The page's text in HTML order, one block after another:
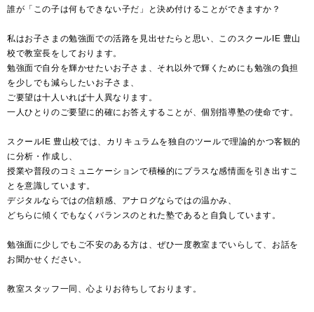
誰が「この子は何もできない子だ」と決め付けることができますか？
私はお子さまの勉強面での活路を見出せたらと思い、このスクールIE 豊山
校で教室長をしております。
勉強面で自分を輝かせたいお子さま、それ以外で輝くためにも勉強の負担
を少しでも減らしたいお子さま、
ご要望は十人いれば十人異なります。
一人ひとりのご要望に的確にお答えすることが、個別指導塾の使命です。
スクールIE 豊山校では、カリキュラムを独自のツールで理論的かつ客観的
に分析・作成し、
授業や普段のコミュニケーションで積極的にプラスな感情面を引き出すこ
とを意識しています。
デジタルならではの信頼感、アナログならではの温かみ、
どちらに傾くでもなくバランスのとれた塾であると自負しています。
勉強面に少しでもご不安のある方は、ぜひ一度教室までいらして、お話を
お聞かせください。
教室スタッフ一同、心よりお待ちしております。